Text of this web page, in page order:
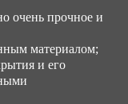
очень прочное и
материалом;
и его